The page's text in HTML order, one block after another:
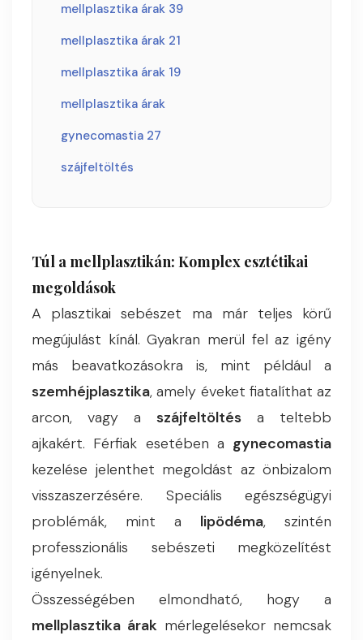
mellplasztika árak 39
mellplasztika árak 21
mellplasztika árak 19
mellplasztika árak
gynecomastia 27
szájfeltöltés
Túl a mellplasztikán: Komplex esztétikai
megoldások
A plasztikai sebészet ma már teljes körű
megújulást kínál. Gyakran merül fel az igény
más beavatkozásokra is, mint például a
szemhéjplasztika, amely éveket fiatalíthat az
arcon, vagy a szájfeltöltés a teltebb
ajkakért. Férfiak esetében a gynecomastia
kezelése jelenthet megoldást az önbizalom
visszaszerzésére. Speciális egészségügyi
problémák, mint a lipödéma, szintén
professzionális sebészeti megközelítést
igényelnek.
Összességében elmondható, hogy a
mellplasztika árak mérlegelésekor nemcsak